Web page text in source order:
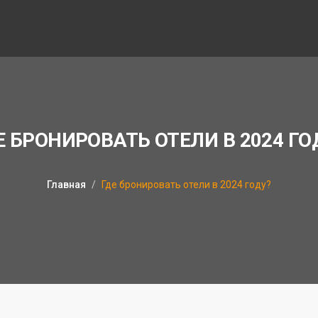
БРОНИРОВАТЬ ОТЕЛИ В 2024
Главная Где бронировать отели в 2024 году?